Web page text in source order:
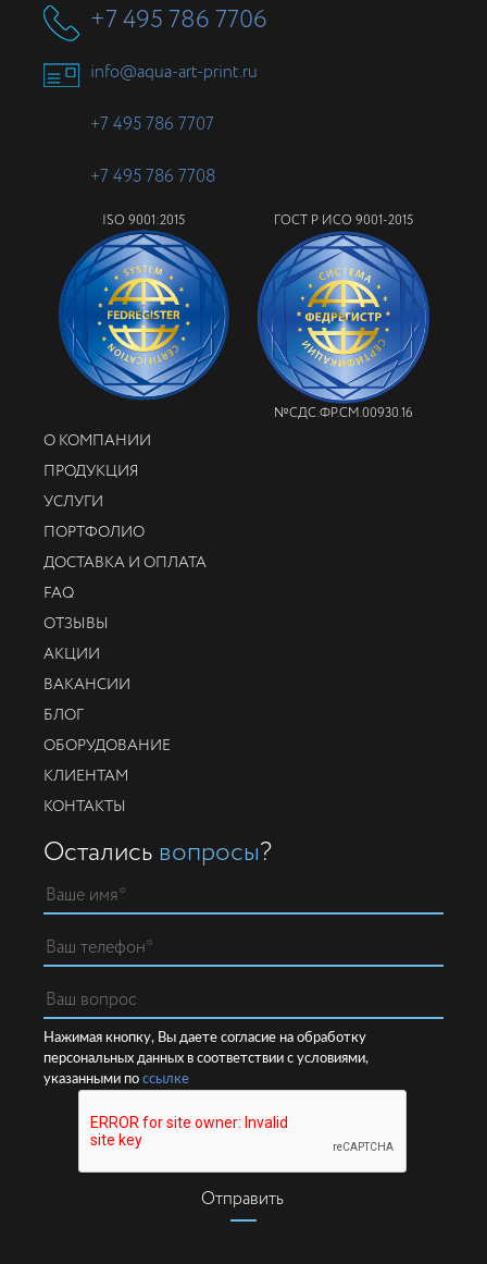
+7 495 786 7706
info@aqua-art-print.ru
+7 495 786 7707
+7 495 786 7708
ISO 9001:2015 ГОСТ Р ИСО 9001-2015
№СДС.ФР.СМ.00930.16
О КОМПАНИИ
ПРОДУКЦИЯ
УСЛУГИ
ПОРТФОЛИО
ДОСТАВКА И ОПЛАТА
FAQ
ОТЗЫВЫ
АКЦИИ
ВАКАНСИИ
БЛОГ
ОБОРУДОВАНИЕ
КЛИЕНТАМ
КОНТАКТЫ
Остались вопросы?
Нажимая кнопку, Вы даете согласие на обработку
персональных данных в соответствии с условиями,
указанными по ссылке